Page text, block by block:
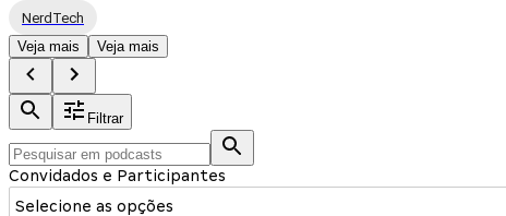
NerdTech
Veja mais
Veja mais
Filtrar
Convidados e Participantes
Selecione as opções